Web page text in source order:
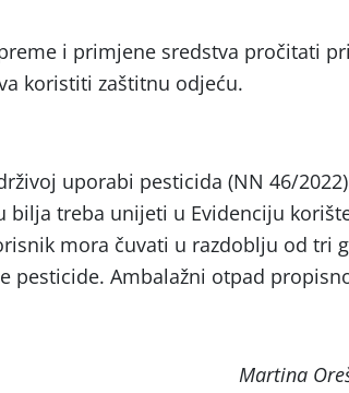
i primjene sredstva pročitati
koristiti zaštitnu odjeću.
uporabi pesticida (NN 46/
bilja treba unijeti u Evidenciju
mora čuvati u razdoblju od tri
pesticide. Ambalažni otpad
Martina